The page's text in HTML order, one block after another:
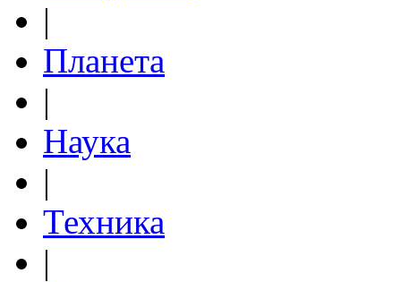
|
Планета
|
Наука
|
Техника
|